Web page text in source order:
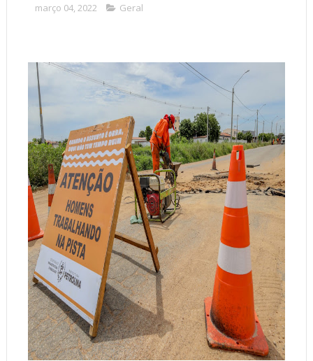
março 04, 2022 Geral